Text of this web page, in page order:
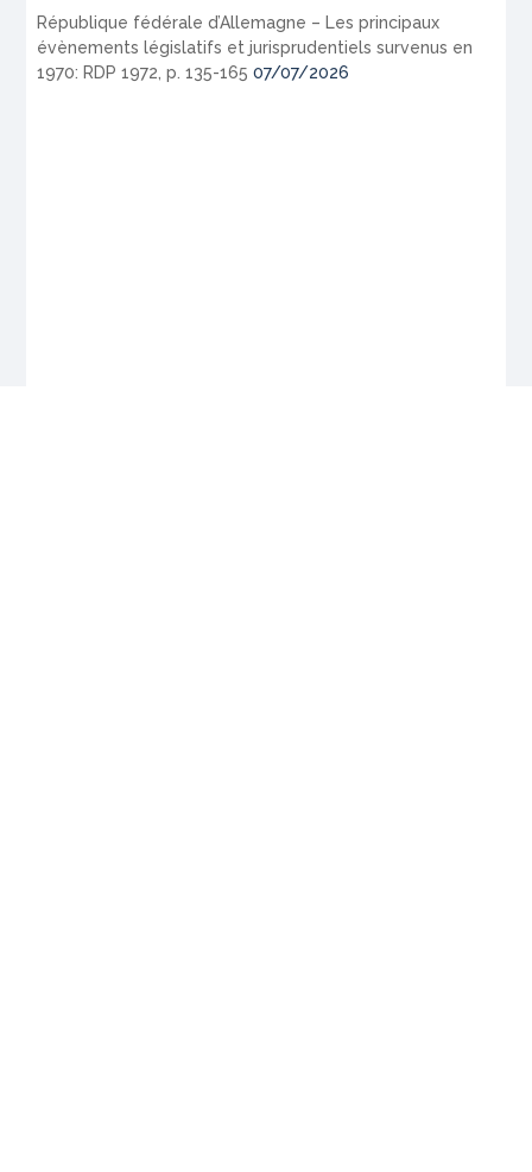
République fédérale d’Allemagne – Les principaux
évènements législatifs et jurisprudentiels survenus en
1970: RDP 1972, p. 135-165 07/07/2026